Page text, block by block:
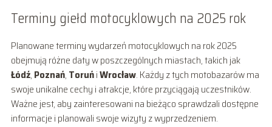
Terminy giełd motocyklowych na 2025 rok
Planowane terminy wydarzeń motocyklowych na rok 2025
obejmują różne daty w poszczególnych miastach, takich jak
Łódź, Poznań, ToruńiWrocław. Każdy z tych motobazarów ma
swoje unikalne cechy i atrakcje, które przyciągają uczestników.
Ważne jest, aby zainteresowani na bieżąco sprawdzali dostępne
informacje i planowali swoje wizyty z wyprzedzeniem.